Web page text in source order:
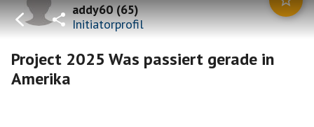
addy60(65)
Initiatorprofil
Project 2025 Was passiert gerade in
Amerika